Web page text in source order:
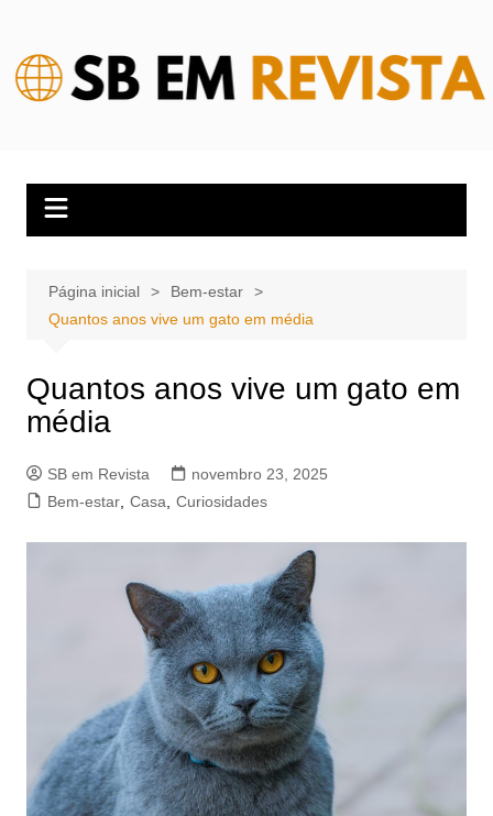
conteúdo
Página inicial
Bem-estar
Quantos anos vive um gato em média
Quantos anos vive um gato em
média
SB em Revista
novembro 23, 2025
Bem-estar, Casa Curiosidades